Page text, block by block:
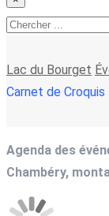
Lac du Bourget
Carnet de Croquis
Agenda des
Chambéry,